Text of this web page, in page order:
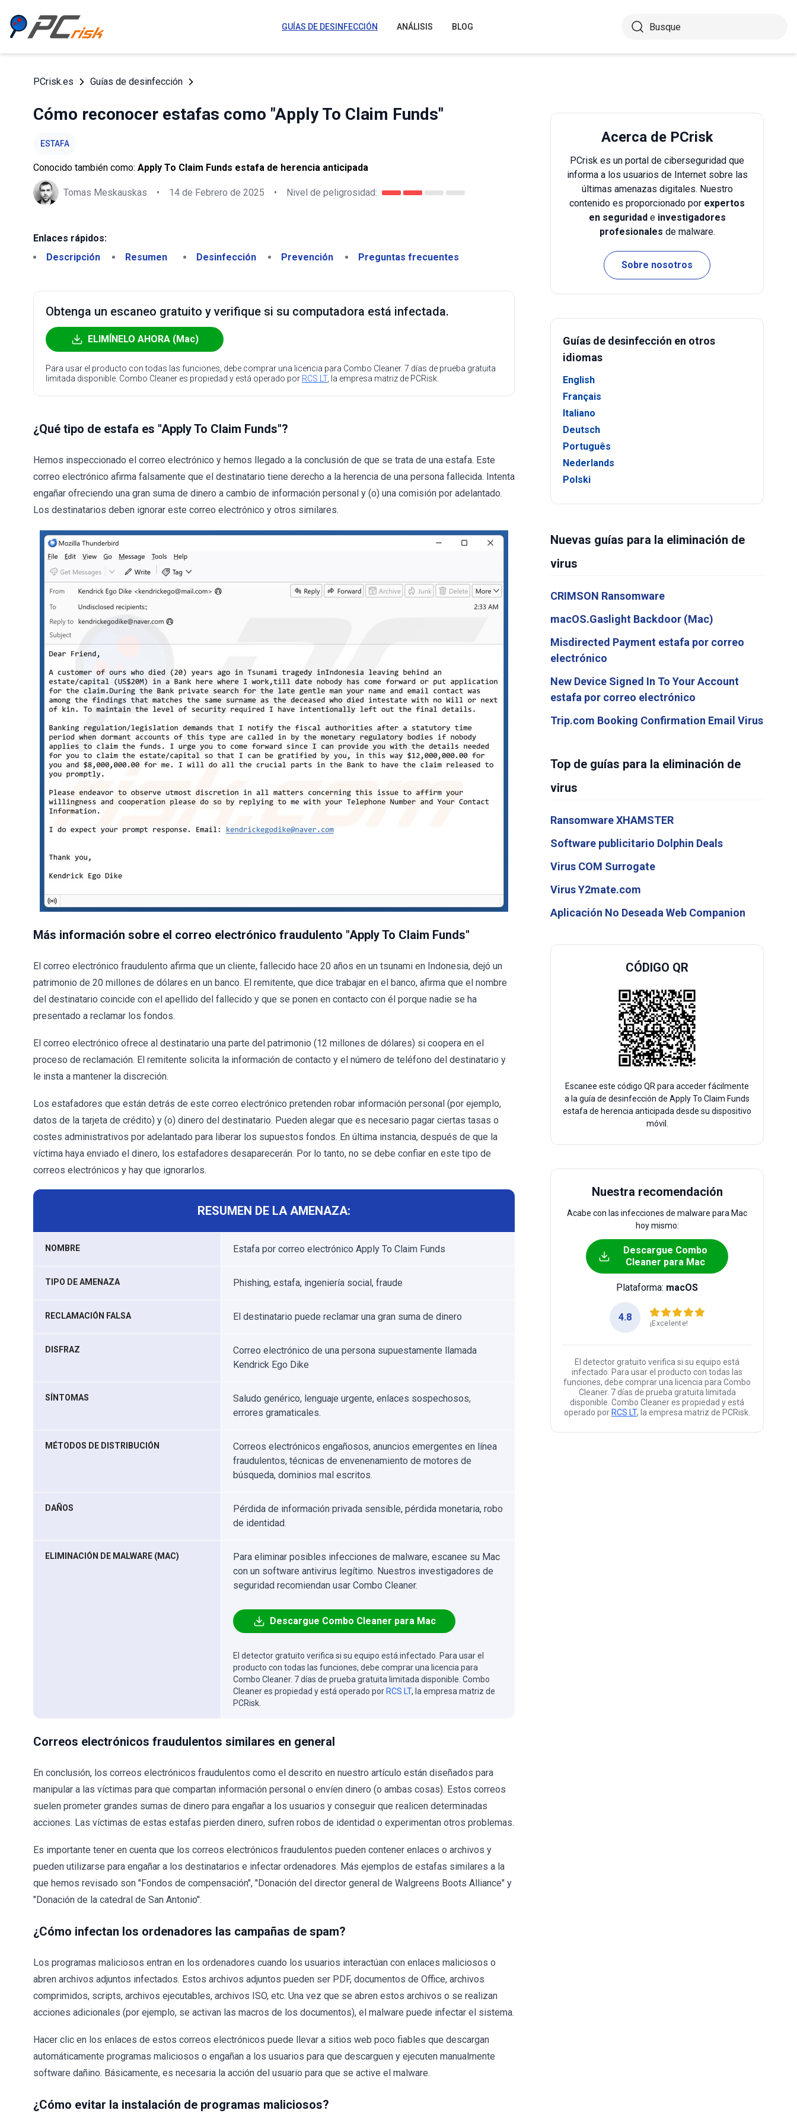
GUÍAS DE DESINFECCIÓN ANÁLISIS BLOG
PCrisk.es Guías de desinfección
Cómo reconocer estafas como "Apply To Claim Funds"
ESTAFA
Conocido también como: Apply To Claim Funds estafa de herencia anticipada
Tomas Meskauskas • 14 de Febrero de 2025 • Nivel de peligrosidad:
Enlaces rápidos:
Descripción
Resumen Desinfección Prevención Preguntas frecuentes
Obtenga un escaneo gratuito y verifique si su computadora está infectada.
ELIMÍNELO AHORA (Mac)
Para usar el producto con todas las funciones, debe comprar una licencia para Combo Cleaner. 7 días de prueba gratuita
limitada disponible. Combo Cleaner es propiedad y está operado por RCS LT, la empresa matriz de PCRisk.
¿Qué tipo de estafa es "Apply To Claim Funds"?
Hemos inspeccionado el correo electrónico y hemos llegado a la conclusión de que se trata de una estafa. Este
correo electrónico afirma falsamente que el destinatario tiene derecho a la herencia de una persona fallecida. Intenta
engañar ofreciendo una gran suma de dinero a cambio de información personal y (o) una comisión por adelantado.
Los destinatarios deben ignorar este correo electrónico y otros similares.
Más información sobre el correo electrónico fraudulento "Apply To Claim Funds"
El correo electrónico fraudulento afirma que un cliente, fallecido hace 20 años en un tsunami en Indonesia, dejó un
patrimonio de 20 millones de dólares en un banco. El remitente, que dice trabajar en el banco, afirma que el nombre
del destinatario coincide con el apellido del fallecido y que se ponen en contacto con él porque nadie se ha
presentado a reclamar los fondos.
El correo electrónico ofrece al destinatario una parte del patrimonio (12 millones de dólares) si coopera en el
proceso de reclamación. El remitente solicita la información de contacto y el número de teléfono del destinatario y
le insta a mantener la discreción.
Los estafadores que están detrás de este correo electrónico pretenden robar información personal (por ejemplo,
datos de la tarjeta de crédito) y (o) dinero del destinatario. Pueden alegar que es necesario pagar ciertas tasas o
costes administrativos por adelantado para liberar los supuestos fondos. En última instancia, después de que la
víctima haya enviado el dinero, los estafadores desaparecerán. Por lo tanto, no se debe confiar en este tipo de
correos electrónicos y hay que ignorarlos.
RESUMEN DE LA AMENAZA:
NOMBRE Estafa por correo electrónico Apply To Claim Funds
TIPO DE AMENAZA Phishing, estafa, ingeniería social, fraude
RECLAMACIÓN FALSA El destinatario puede reclamar una gran suma de dinero
DISFRAZ
Correo electrónico de una persona supuestamente llamada
Kendrick Ego Dike
SÍNTOMAS
Saludo genérico, lenguaje urgente, enlaces sospechosos,
errores gramaticales.
MÉTODOS DE DISTRIBUCIÓN
Correos electrónicos engañosos, anuncios emergentes en línea
fraudulentos, técnicas de envenenamiento de motores de
búsqueda, dominios mal escritos.
DAÑOS
Pérdida de información privada sensible, pérdida monetaria, robo
de identidad.
ELIMINACIÓN DE MALWARE (MAC)
Para eliminar posibles infecciones de malware, escanee su Mac
con un software antivirus legítimo. Nuestros investigadores de
seguridad recomiendan usar Combo Cleaner.
Descargue Combo Cleaner para Mac
El detector gratuito verifica si su equipo está infectado. Para usar el
producto con todas las funciones, debe comprar una licencia para
Combo Cleaner. 7 días de prueba gratuita limitada disponible. Combo
Cleaner es propiedad y está operado por RCS LT, la empresa matriz de
PCRisk.
Correos electrónicos fraudulentos similares en general
En conclusión, los correos electrónicos fraudulentos como el descrito en nuestro artículo están diseñados para
manipular a las víctimas para que compartan información personal o envíen dinero (o ambas cosas). Estos correos
suelen prometer grandes sumas de dinero para engañar a los usuarios y conseguir que realicen determinadas
acciones. Las víctimas de estas estafas pierden dinero, sufren robos de identidad o experimentan otros problemas.
Es importante tener en cuenta que los correos electrónicos fraudulentos pueden contener enlaces o archivos y
pueden utilizarse para engañar a los destinatarios e infectar ordenadores. Más ejemplos de estafas similares a la
que hemos revisado son "Fondos de compensación", "Donación del director general de Walgreens Boots Alliance" y
"Donación de la catedral de San Antonio".
¿Cómo infectan los ordenadores las campañas de spam?
Los programas maliciosos entran en los ordenadores cuando los usuarios interactúan con enlaces maliciosos o
abren archivos adjuntos infectados. Estos archivos adjuntos pueden ser PDF, documentos de Office, archivos
comprimidos, scripts, archivos ejecutables, archivos ISO, etc. Una vez que se abren estos archivos o se realizan
acciones adicionales (por ejemplo, se activan las macros de los documentos), el malware puede infectar el sistema.
Hacer clic en los enlaces de estos correos electrónicos puede llevar a sitios web poco fiables que descargan
automáticamente programas maliciosos o engañan a los usuarios para que descarguen y ejecuten manualmente
software dañino. Básicamente, es necesaria la acción del usuario para que se active el malware.
¿Cómo evitar la instalación de programas maliciosos?
Acerca de PCrisk
PCrisk es un portal de ciberseguridad que
informa a los usuarios de Internet sobre las
últimas amenazas digitales. Nuestro
contenido es proporcionado por expertos
en seguridade investigadores
profesionales de malware.
Sobre nosotros
Guías de desinfección en otros
idiomas
English
Français
Italiano
Deutsch
Português
Nederlands
Polski
Nuevas guías para la eliminación de
virus
CRIMSON Ransomware
macOS.Gaslight Backdoor (Mac)
Misdirected Payment estafa por correo
electrónico
New Device Signed In To Your Account
estafa por correo electrónico
Trip.com Booking Confirmation Email Virus
Top de guías para la eliminación de
virus
Ransomware XHAMSTER
Software publicitario Dolphin Deals
Virus COM Surrogate
Virus Y2mate.com
Aplicación No Deseada Web Companion
CÓDIGO QR
Escanee este código QR para acceder fácilmente
a la guía de desinfección de Apply To Claim Funds
estafa de herencia anticipada desde su dispositivo
móvil.
Nuestra recomendación
Acabe con las infecciones de malware para Mac
hoy mismo:
Descargue Combo
Cleaner para Mac
Plataforma: macOS
4.8
¡Excelente!
El detector gratuito verifica si su equipo está
infectado. Para usar el producto con todas las
funciones, debe comprar una licencia para Combo
Cleaner. 7 días de prueba gratuita limitada
disponible. Combo Cleaner es propiedad y está
operado por RCS LT, la empresa matriz de PCRisk.